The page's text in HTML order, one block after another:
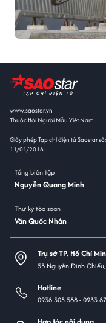
www.saostar.vn
Thuộc Hội Người Mẫu Việt Nam
Giấy phép Tạp chí điện tử Saostar
11/01/2016
Tổng biên tập
Nguyễn Quang Minh
Thư ký tòa soạn
Văn Quốc Nhân
Trụ sở TP. Hồ Chí
5B Nguyễn Đình
Hotline
0938 305 588 -0933